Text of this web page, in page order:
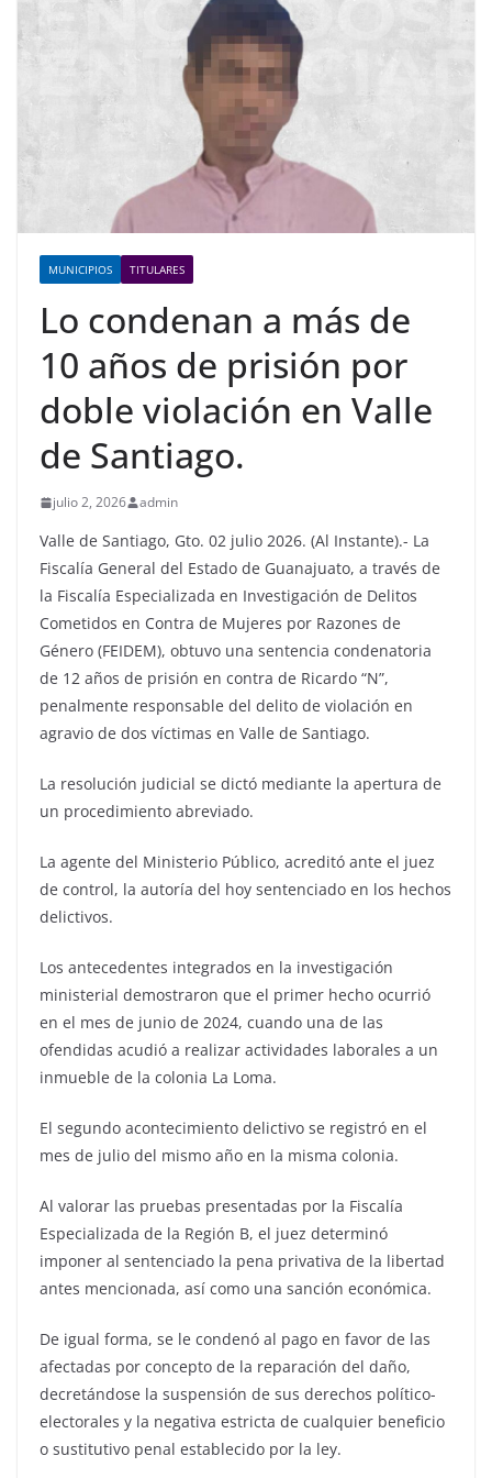
MUNICIPIOS TITULARES
Lo condenan a más de
10 años de prisión por
doble violación en Valle
de Santiago.
julio 2, 2026 admin
Valle de Santiago, Gto. 02 julio 2026. (Al Instante).- La
Fiscalía General del Estado de Guanajuato, a través de
la Fiscalía Especializada en Investigación de Delitos
Cometidos en Contra de Mujeres por Razones de
Género (FEIDEM), obtuvo una sentencia condenatoria
de 12 años de prisión en contra de Ricardo “N”,
penalmente responsable del delito de violación en
agravio de dos víctimas en Valle de Santiago.
La resolución judicial se dictó mediante la apertura de
un procedimiento abreviado.
La agente del Ministerio Público, acreditó ante el juez
de control, la autoría del hoy sentenciado en los hechos
delictivos.
Los antecedentes integrados en la investigación
ministerial demostraron que el primer hecho ocurrió
en el mes de junio de 2024, cuando una de las
ofendidas acudió a realizar actividades laborales a un
inmueble de la colonia La Loma.
El segundo acontecimiento delictivo se registró en el
mes de julio del mismo año en la misma colonia.
Al valorar las pruebas presentadas por la Fiscalía
Especializada de la Región B, el juez determinó
imponer al sentenciado la pena privativa de la libertad
antes mencionada, así como una sanción económica.
De igual forma, se le condenó al pago en favor de las
afectadas por concepto de la reparación del daño,
decretándose la suspensión de sus derechos político-
electorales y la negativa estricta de cualquier beneficio
o sustitutivo penal establecido por la ley.